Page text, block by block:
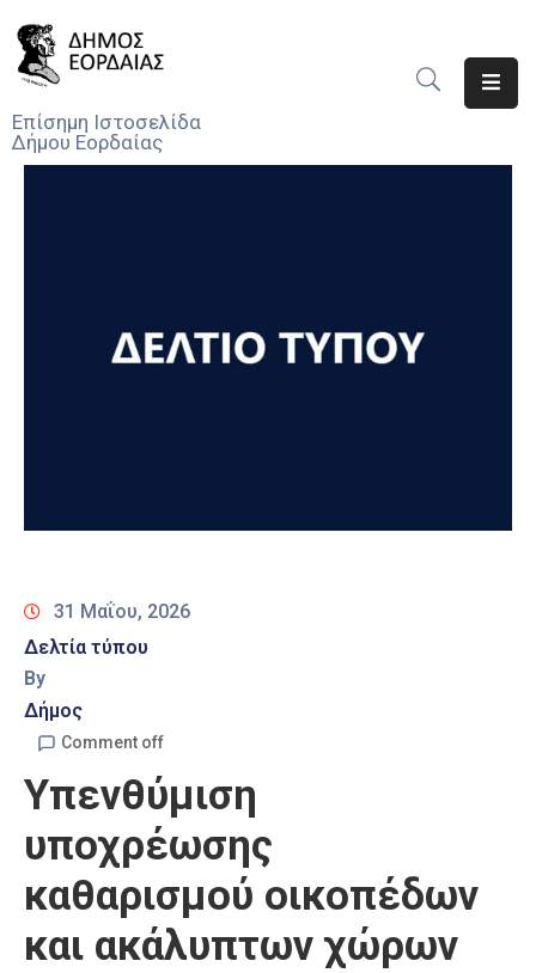
Επίσημη Ιστοσελίδα
Δήμου Εορδαίας
Ο
31 Μαΐου, 2026
Δελτία τύπου
By
Δήμος
Comment off
Υπενθύμιση
υποχρέωσης
καθαρισμού οικοπέδων
και ακάλυπτων χώρων